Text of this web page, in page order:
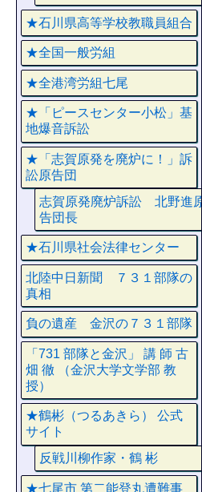
★石川県高等学校教職員組合
★全国一般労組
★全港湾労組七尾
★「ピースセンター小松」基
地爆音訴訟
★「志賀原発を廃炉に！」訴
訟原告団
志賀原発廃炉訴訟 北野進原
告団長
★石川県社会法律センター
北陸中日新聞 ７３１部隊の
真相
負の遺産 金沢の７３１部隊
「731 部隊と金沢」 講 師 古
畑 徹 （金沢大学文学部 教
授）
★鶴彬（つるあきら） 公式
サイト
反戦川柳作家・鶴 彬
★七尾市 第二能登丸遭難事